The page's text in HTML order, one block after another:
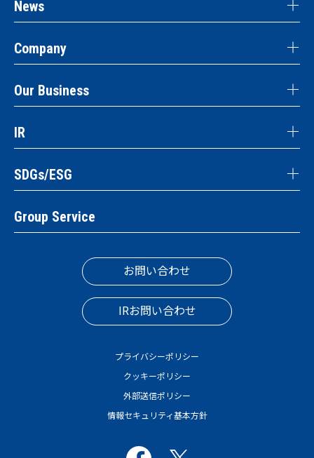
News
Company
Our Business
IR
SDGs/ESG
Group Service
お問い合わせ
IRお問い合わせ
プライバシーポリシー
クッキーポリシー
外部送信ポリシー
情報セキュリティ基本方針